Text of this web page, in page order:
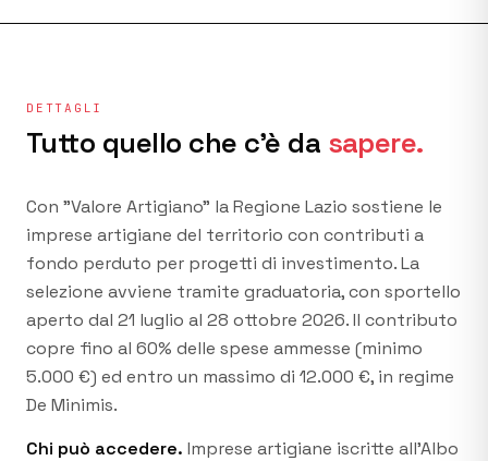
DETTAGLI
Tutto quello che c'è da sapere.
Con "Valore Artigiano" la Regione Lazio sostiene le
imprese artigiane del territorio con contributi a
fondo perduto per progetti di investimento. La
selezione avviene tramite graduatoria, con sportello
aperto dal 21 luglio al 28 ottobre 2026. Il contributo
copre fino al 60% delle spese ammesse (minimo
5.000 €) ed entro un massimo di 12.000 €, in regime
De Minimis.
Chi può accedere. Imprese artigiane iscritte all’Albo